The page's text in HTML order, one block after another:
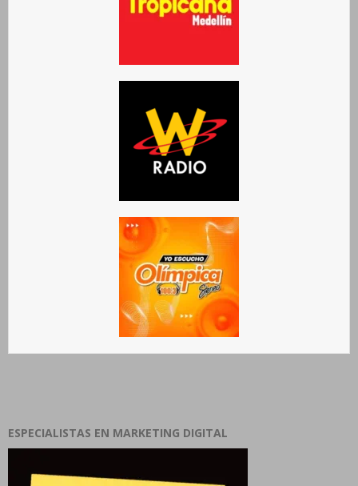
ESPECIALISTAS EN MARKETING DIGITAL